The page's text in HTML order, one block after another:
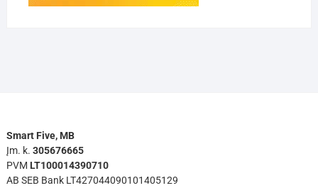
Smart Five, MB
Įm. k. 305676665
PVM LT100014390710
AB SEB Bank LT427044090101405129